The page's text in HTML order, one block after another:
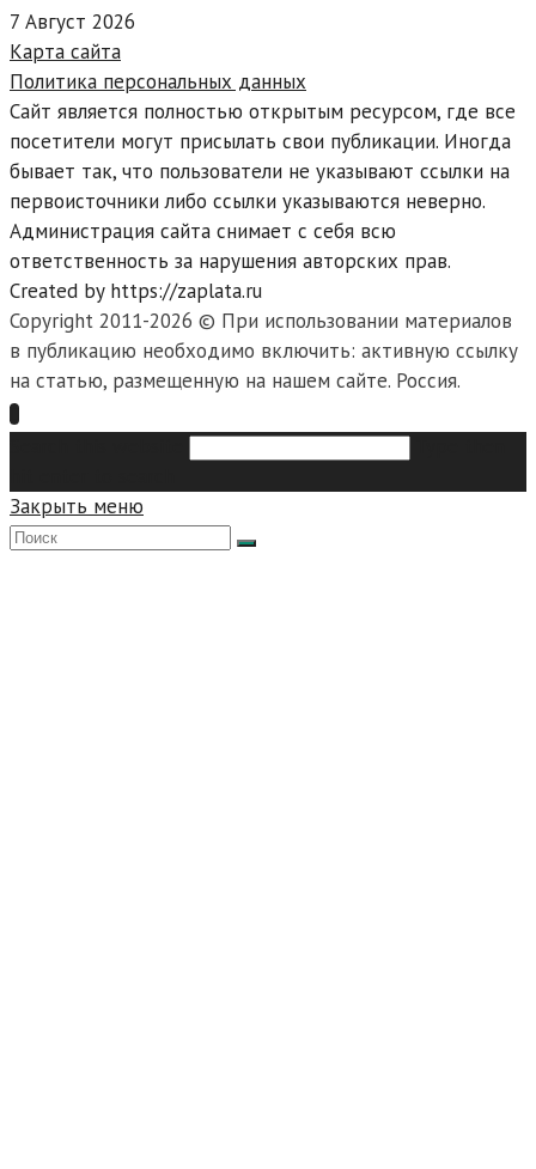
7 Август 2026
Карта сайта
Политика персональных данных
Сайт является полностью открытым ресурсом, где все
посетители могут присылать свои публикации. Иногда
бывает так, что пользователи не указывают ссылки на
первоисточники либо ссылки указываются неверно.
Администрация сайта снимает с себя всю
ответственность за нарушения авторских прав.
Created by https://zaplata.ru
Copyright 2011-2026 © При использовании материалов
в публикацию необходимо включить: активную ссылку
на статью, размещенную на нашем сайте. Россия.
Закрыть меню